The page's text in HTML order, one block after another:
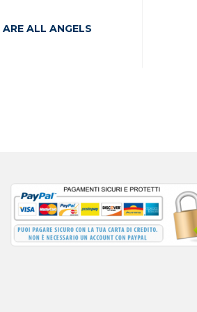
ARE ALL ANGELS